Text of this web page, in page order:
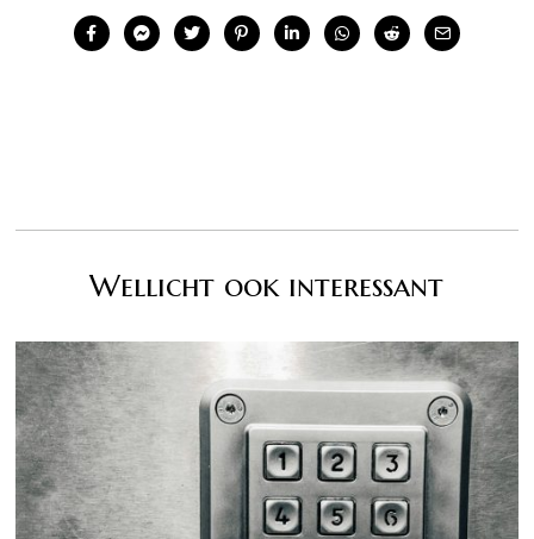
Wellicht ook interessant